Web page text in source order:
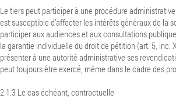
Le tiers peut participer à une procédure
est susceptible d’affecter les intérêts généraux de la
participer aux audiences et aux consultations
la garantie individuelle du droit de pétition (art. 5, inc.
présenter à une autorité administrative ses
peut toujours être exercé, même dans le cadre des
2.1.3 Le cas échéant, contractuelle